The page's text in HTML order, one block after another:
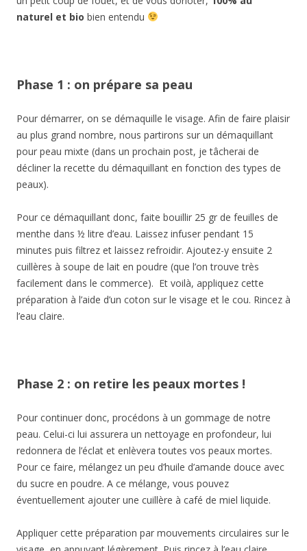
naturel et bio bien entendu
Phase 1 : on prépare sa peau
Pour démarrer, on se démaquille le visage. Afin de faire plaisir
au plus grand nombre, nous partirons sur un démaquillant
pour peau mixte (dans un prochain post, je tâcherai de
décliner la recette du démaquillant en fonction des types de
peaux).
Pour ce démaquillant donc, faite bouillir 25 gr de feuilles de
menthe dans ½ litre d’eau. Laissez infuser pendant 15
minutes puis filtrez et laissez refroidir. Ajoutez-y ensuite 2
cuillères à soupe de lait en poudre (que l’on trouve très
facilement dans le commerce). Et voilà, appliquez cette
préparation à l’aide d’un coton sur le visage et le cou. Rincez à
l’eau claire.
Phase 2 : on retire les peaux mortes !
Pour continuer donc, procédons à un gommage de notre
peau. Celui-ci lui assurera un nettoyage en profondeur, lui
redonnera de l’éclat et enlèvera toutes vos peaux mortes.
Pour ce faire, mélangez un peu d’huile d’amande douce avec
du sucre en poudre. A ce mélange, vous pouvez
éventuellement ajouter une cuillère à café de miel liquide.
Appliquer cette préparation par mouvements circulaires sur le